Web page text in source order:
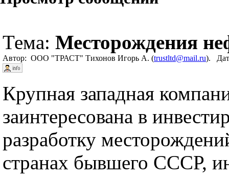
Тема: Месторождения
Автор: ООО "ТРАСТ" Тихонов Игорь А. (trustltd@mail.ru).
Крупная западная
заинтересована в
разработку
странах бывшего СССР,